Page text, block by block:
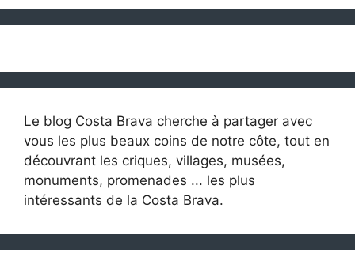
Le blog Costa Brava cherche à partager avec
vous les plus beaux coins de notre côte, tout en
découvrant les criques, villages, musées,
monuments, promenades ... les plus
intéressants de la Costa Brava.